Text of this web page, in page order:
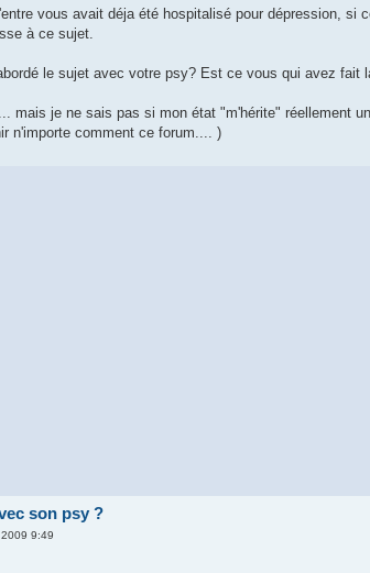
vous avait déja été hospitalisé pour dépression,
à ce sujet.
le sujet avec votre psy? Est ce vous qui avez fait
mais je ne sais pas si mon état "m'hérite" réellement
n'importe comment ce forum.... )
son psy ?
9:49